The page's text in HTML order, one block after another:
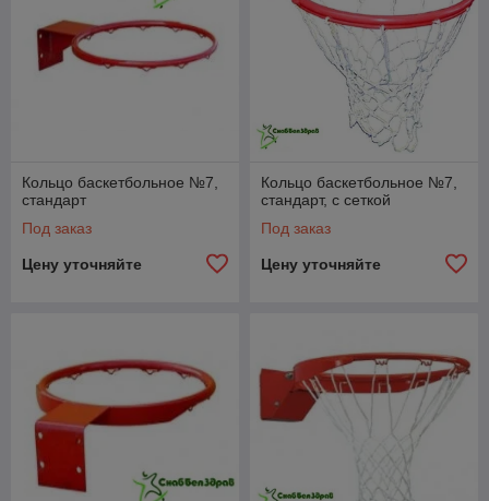
Кольцо баскетбольное №7,
стандарт
Под заказ
Цену уточняйте
Кольцо баскетбольное №7,
стандарт, с сеткой
Под заказ
Цену уточняйте